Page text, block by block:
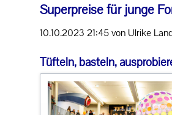
Superpreise für junge
10.10.2023 21:45von Ulrike
Tüfteln, basteln,